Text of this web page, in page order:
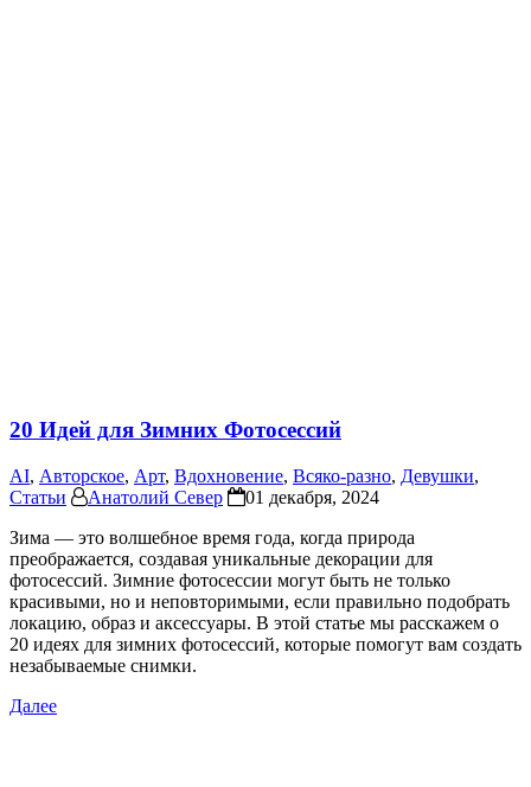
20 Идей для Зимних Фотосессий
AI, Авторское, Арт, Вдохновение, Всяко-разно, Девушки,
Статьи
Анатолий Север
01 декабря, 2024
Зима — это волшебное время года, когда природа
преображается, создавая уникальные декорации для
фотосессий. Зимние фотосессии могут быть не только
красивыми, но и неповторимыми, если правильно подобрать
локацию, образ и аксессуары. В этой статье мы расскажем о
20 идеях для зимних фотосессий, которые помогут вам создать
незабываемые снимки.
Далее